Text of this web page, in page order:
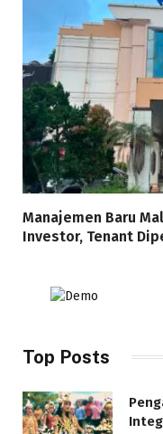
Manajemen Baru
Investor, Tenant
Top Posts